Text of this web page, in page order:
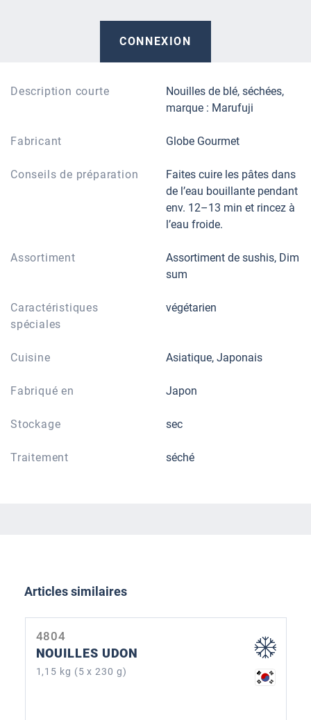
CONNEXION
Description courte
Nouilles de blé, séchées,
marque : Marufuji
Fabricant Globe Gourmet
Conseils de préparation
Faites cuire les pâtes dans
de l’eau bouillante pendant
env. 12–13 min et rincez à
l’eau froide.
Assortiment
Assortiment de sushis, Dim
sum
Caractéristiques
spéciales
végétarien
Cuisine Asiatique, Japonais
Fabriqué en Japon
Stockage sec
Traitement séché
Ignorer la galerie de produits
Articles similaires
4804
NOUILLES UDON
1,15 kg (5 x 230 g)